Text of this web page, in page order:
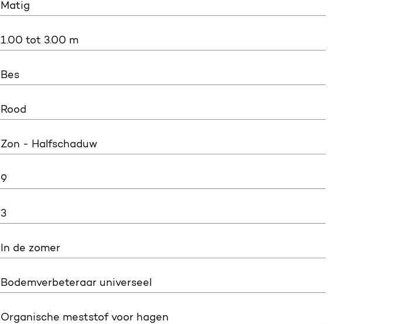
Matig
1.00 tot 3.00 m
Bes
Rood
Zon - Halfschaduw
9
3
In de zomer
Bodemverbeteraar universeel
Organische meststof voor hagen